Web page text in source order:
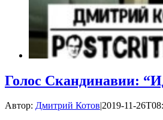
Голос Скандинавии:
Автор: Дмитрий Котов|2019-11-